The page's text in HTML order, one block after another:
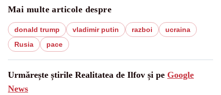
Mai multe articole despre
donald trump vladimir putin razboi
ucraina
Rusia
pace
Urmărește știrile Realitatea de Ilfov și pe Google
News